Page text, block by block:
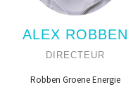
ALEX ROBBEN
DIRECTEUR
Robben Groene Energie